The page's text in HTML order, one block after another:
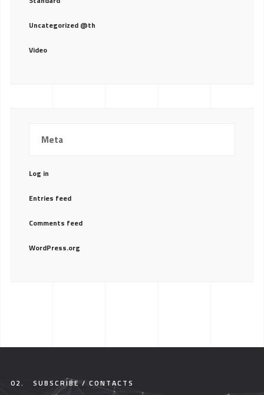
Uncategorized @th
Video
Meta
Log in
Entries feed
Comments feed
WordPress.org
02. SUBSCRIBE / CONTACTS